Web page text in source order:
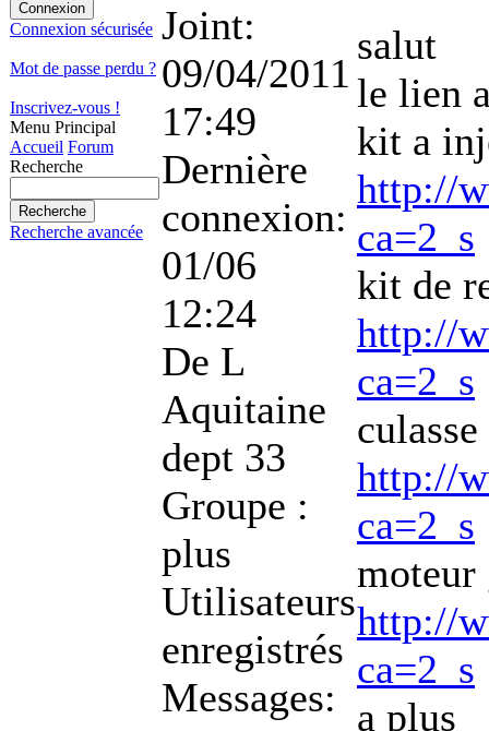
Connexion sécurisée
Mot de passe perdu ?
Inscrivez-vous !
Menu Principal
Accueil Forum
Recherche
Recherche avancée
Joint:
09/04/2011
17:49
Dernière
connexion:
01/06
12:24
De L
Aquitaine
dept 33
Groupe :
plus
Utilisateurs
enregistrés
Messages:
salut
le lien
kit a
http://
ca=2_s
kit de
http://
ca=2_s
http://
ca=2_s
moteur
http://
ca=2_s
a plus